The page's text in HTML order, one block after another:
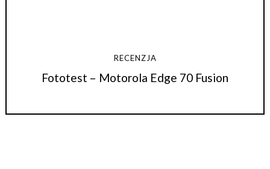
RECENZJA
Fototest – Motorola Edge 70 Fusion